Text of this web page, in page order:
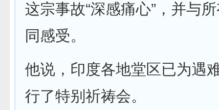
这宗事故“深感痛心”，并与
同感受。
他说，印度各地堂区已为遇
行了特别祈祷会。